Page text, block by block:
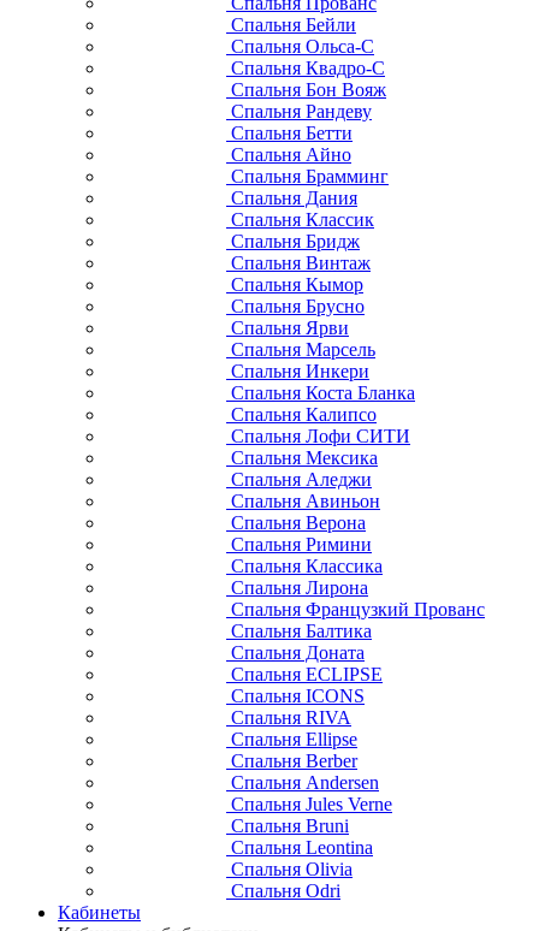
Спальня Бейли
Спальня Ольса-С
Спальня Квадро-С
Спальня Бон Вояж
Спальня Рандеву
Спальня Бетти
Спальня Айно
Спальня Брамминг
Спальня Дания
Спальня Классик
Спальня Бридж
Спальня Винтаж
Спальня Кымор
Спальня Брусно
Спальня Ярви
Спальня Марсель
Спальня Инкери
Спальня Коста Бланка
Спальня Калипсо
Спальня Лофи СИТИ
Спальня Мексика
Спальня Аледжи
Спальня Авиньон
Спальня Верона
Спальня Римини
Спальня Классика
Спальня Лирона
Спальня Французкий Прованс
Спальня Балтика
Спальня Доната
Спальня ECLIPSE
Спальня ICONS
Спальня RIVA
Спальня Ellipse
Спальня Berber
Спальня Andersen
Спальня Jules Verne
Спальня Bruni
Спальня Leontina
Спальня Olivia
Спальня Odri
Кабинеты